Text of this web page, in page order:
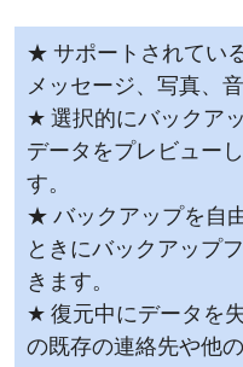
★ サポートされてい
メッセージ、写真、
★ 選択的にバックア
データをプレビュー
す。
★ バックアップを自
ときにバックアップ
きます。
★ 復元中にデータを
の既存の連絡先や他